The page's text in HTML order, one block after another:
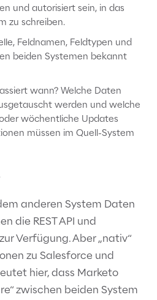
und autorisiert sein, in das
zu schreiben.
Feldnamen, Feldtypen und
beiden Systemen bekannt
wann? Welche Daten
werden und welche
wöchentliche Updates
müssen im Quell-System
anderen System Daten
die REST API und
Verfügung. Aber „nativ“
zu Salesforce und
hier, dass Marketo
zwischen beiden System